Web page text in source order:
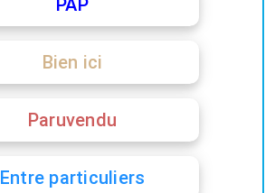
PAP
Bien ici
Paruvendu
Entre particuliers